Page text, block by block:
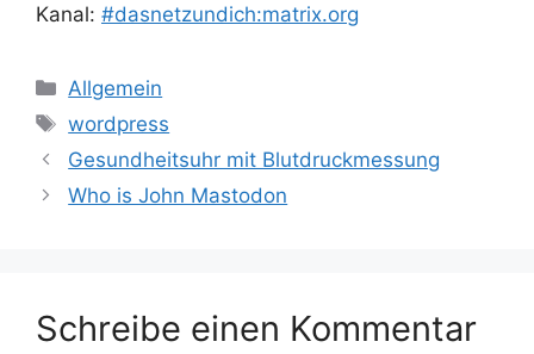
Kanal: #dasnetzundich:matrix.org
Kategorien
Allgemein
Schlagwörter
wordpress
Gesundheitsuhr mit Blutdruckmessung
Who is John Mastodon
Schreibe einen Kommentar